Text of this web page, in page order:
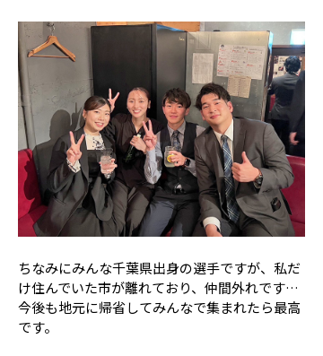
ちなみにみんな千葉県出身の選手ですが、私だ
け住んでいた市が離れており、仲間外れです…
今後も地元に帰省してみんなで集まれたら最高
です。